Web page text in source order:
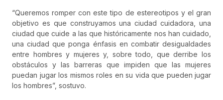
“Queremos romper con este tipo de estereotipos y el gran
objetivo es que construyamos una ciudad cuidadora, una
ciudad que cuide a las que históricamente nos han cuidado,
una ciudad que ponga énfasis en combatir desigualdades
entre hombres y mujeres y, sobre todo, que derribe los
obstáculos y las barreras que impiden que las mujeres
puedan jugar los mismos roles en su vida que pueden jugar
los hombres”, sostuvo.